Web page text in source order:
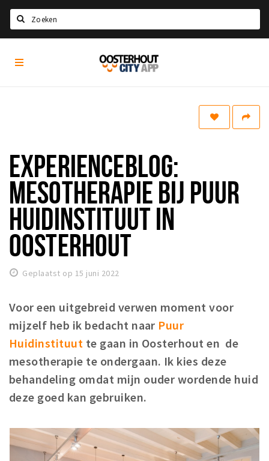
Home
Drinken
Recreatief
Slapen
Winkels
Winkelgebieden
Parkeren
Bezienswaardigheden
Musea, theaters & podia
Uitjes & activiteiten
Natuurgebieden
Baroniepoorten
Oosterhout
City
EXPERIENCEBLOG:
MESOTHERAPIE BIJ PUUR
HUIDINSTITUUT IN
OOSTERHOUT
Geplaatst op 15 juni 2022
Voor een uitgebreid verwen moment voor
mijzelf heb ik bedacht naar Puur
Huidinstituut te gaan in Oosterhout en de
mesotherapie te ondergaan. Ik kies deze
behandeling omdat mijn ouder wordende huid
deze goed kan gebruiken.